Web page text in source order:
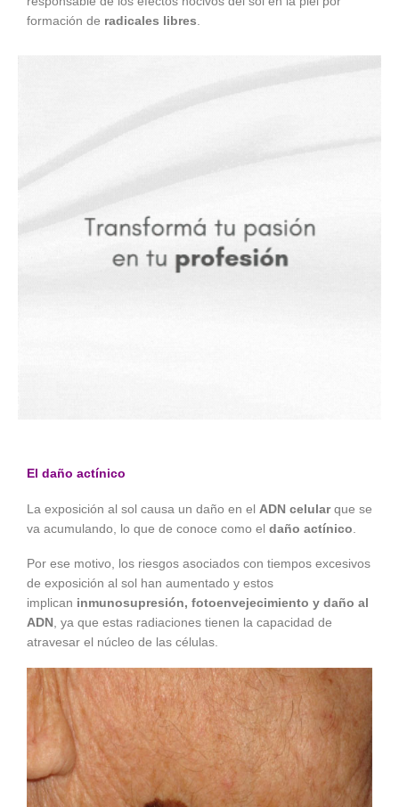
formación de radicales libres.
El daño actínico
La exposición al sol causa un daño en el ADN celularque se
va acumulando, lo que de conoce como el daño actínico
Por ese motivo, los riesgos asociados con tiempos excesivos
de exposición al sol han aumentado y estos
implican inmunosupresión, fotoenvejecimiento y daño al
ADN, ya que estas radiaciones tienen la capacidad de
atravesar el núcleo de las células.